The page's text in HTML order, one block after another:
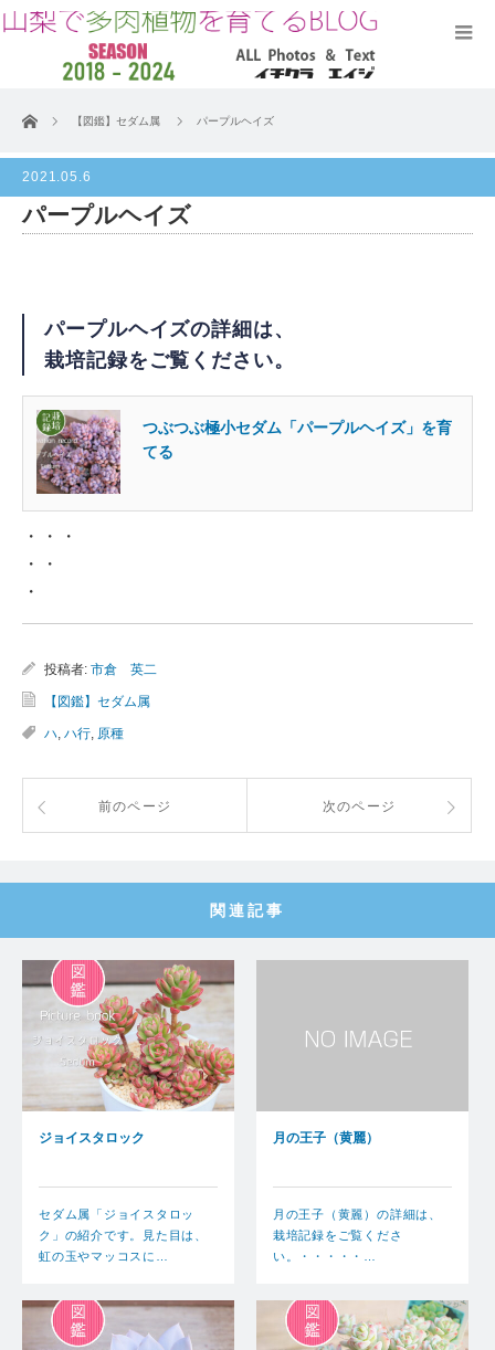
ホーム 【図鑑】セダム属 パープルヘイズ
2021.05.6
パープルヘイズ
パープルヘイズの詳細は、
栽培記録をご覧ください。
つぶつぶ極小セダム「パープルヘイズ」を育
てる
・・・
・・
・
投稿者: 市倉 英二
【図鑑】セダム属
ハ, ハ行, 原種
前のページ 次のページ
関連記事
ジョイスタロック
セダム属「ジョイスタロッ
ク」の紹介です。見た目は、
虹の玉やマッコスに…
月の王子（黄麗）
月の王子（黄麗）の詳細は、
栽培記録をご覧くださ
い。・・・・・…